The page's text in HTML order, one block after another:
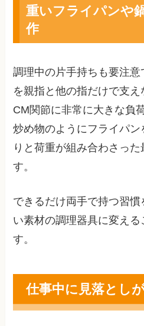
重いフライパンや
作
調理中の片手持ちも要注
を親指と他の指だけで支え
CM関節に非常に大きな負
炒め物のようにフライパ
りと荷重が組み合わさっ
す。
できるだけ両手で持つ習
い素材の調理器具に変え
す。
仕事中に見落とし